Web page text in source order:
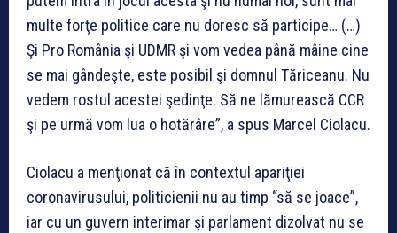
multe forţe politice care nu doresc să participe… (…)
Şi Pro România şi UDMR şi vom vedea până mâine cine
se mai gândeşte, este posibil şi domnul Tăriceanu. Nu
vedem rostul acestei şedinţe. Să ne lămurească CCR
şi pe urmă vom lua o hotărâre”, a spus Marcel Ciolacu.
Ciolacu a menţionat că în contextul apariţiei
coronavirusului, politicienii nu au timp “să se joace”,
iar cu un guvern interimar şi parlament dizolvat nu se